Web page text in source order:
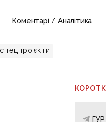
Коментарі / Аналітика
спецпроєкти